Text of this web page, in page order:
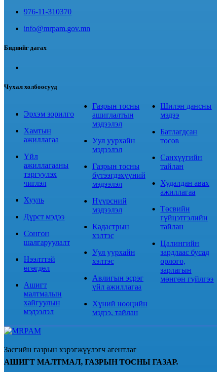
976-11-310370
info@mrpam.gov.mn
Биднийг дагах
Чухал холбоосууд
Эрхэм зорилго
Хамтын
ажиллагаа
Үйл
ажиллагааны
тэргүүлэх
чиглэл
Хууль
Дүрст мэдээ
Сонгон
шалгаруулалт
Нээлттэй
өгөгдөл
Ашигт
малтмалын
хайгуулын
мэдээлэл
Газрын тосны
ашиглалтын
мэдээлэл
Уул уурхайн
мэдээлэл
Газрын тосны
бүтээгдэхүүний
мэдээлэл
Нүүрсний
мэдээлэл
Кадастрын
хэлтэс
Уул уурхайн
хэлтэс
Авлигын эсрэг
үйл ажиллагаа
Хүний нөөцийн
мэдээ, тайлан
Шилэн дансны
мэдээ
Батлагдсан
төсөв
Санхүүгийн
тайлан
Худалдан авах
ажиллагаа
Төсвийн
гүйцэтгэлийн
тайлан
Цалингийн
зардлаас бусад
орлого,
зарлагын
мөнгөн гүйлгээ
Засгийн газрын хэрэгжүүлэгч агентлаг
АШИГТ МАЛТМАЛ, ГАЗРЫН ТОСНЫ ГАЗАР.